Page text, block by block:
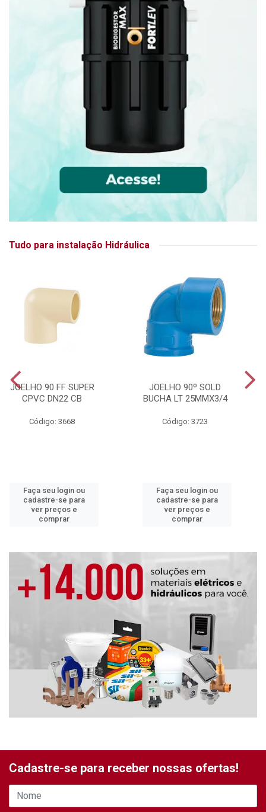
Tudo para instalação Hidráulica
JOELHO 90 FF SUPER
CPVC DN22 CB
Código: 3668
Faça seu login ou
cadastre-se para
ver preços e
comprar
JOELHO 90º SOLD
BUCHA LT 25MMX3/4
Código: 3723
Faça seu login ou
cadastre-se para
ver preços e
comprar
Cadastre-se para receber nossas ofertas!